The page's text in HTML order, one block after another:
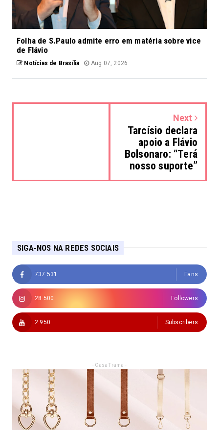
Folha de S.Paulo admite erro em matéria sobre vice
de Flávio
Notícias de Brasília Aug 07, 2026
Next
Tarcísio declara
apoio a Flávio
Bolsonaro: “Terá
nosso suporte”
SIGA-NOS NA REDES SOCIAIS
737.531 Fans
28.500 Followers
2.950 Subscribers
- Casa Trama -